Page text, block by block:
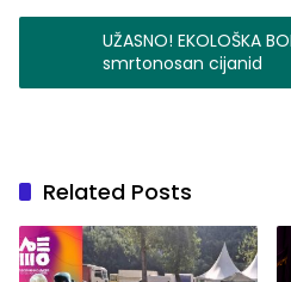
UŽASNO! EKOLOŠKA
smrtonosan cijanid
Related Posts